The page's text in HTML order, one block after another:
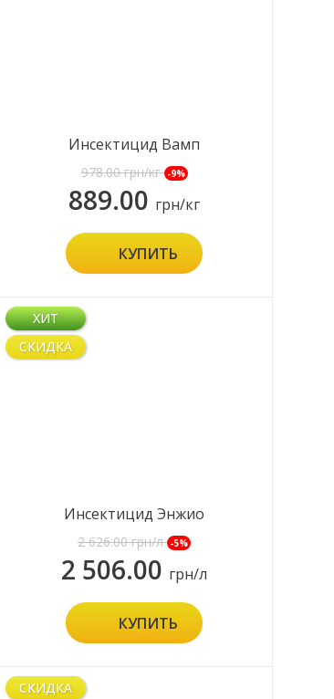
Инсектицид Вамп
978.00грн/кг -9%
889.00 грн/кг
КУПИТЬ
ХИТ
СКИДКА
Инсектицид Энжио
2 626.00грн/л -5%
2 506.00 грн/л
КУПИТЬ
СКИДКА